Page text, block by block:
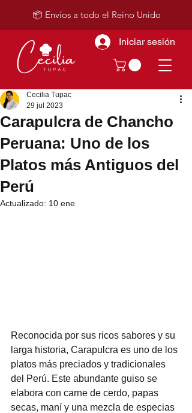
Iniciar sesión
📦 Envíos a todo el Reino Unido
Carapulcra de Chancho
Peruana: Uno de los
Platos más Antiguos del
Perú
Cecilia Tupac
29 jul 2023
Actualizado: 10 ene
Reconocida por sus ricos sabores y su
larga historia, Carapulcra es uno de los
platos más preciados y tradicionales
del Perú. Este abundante guiso se
elabora con carne de cerdo, papas
secas, maní y una mezcla de especias